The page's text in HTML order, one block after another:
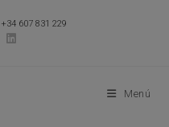
+34 607 831 229
Menú